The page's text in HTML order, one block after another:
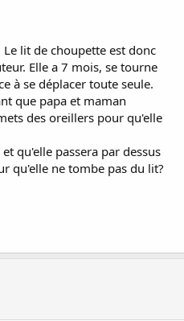
lit de choupette est donc
Elle a 7 mois, se tourne
à se déplacer toute seule.
que papa et maman
des oreillers pour qu'elle
qu'elle passera par dessus
qu'elle ne tombe pas du lit?